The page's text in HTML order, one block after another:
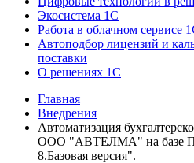
Экосистема 1С
Работа в облачном сервисе
Автоподбор лицензий и
поставки
О решениях 1С
Главная
Внедрения
Автоматизация
ООО "АВТЕЛМА" на базе
8.Базовая версия".